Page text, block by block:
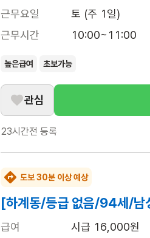
근무요일
토 (주 1일)
근무시간
10:00~11:00
높은급여 초보가능
관심
23시간전 등록
도보 30분 이상 예상
[하계동/등급 없음/94세/남
급여 시급 16,000원